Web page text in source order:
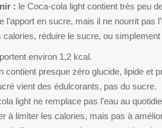
: le Coca-cola light contient très peu
l’apport en sucre, mais il ne nourrit pas
calories, réduire le sucre, ou
environ 1,2 kcal.
contient presque zéro glucide, lipide et
vient des édulcorants, pas du sucre.
light ne remplace pas l’eau au
à limiter les calories, mais pas à